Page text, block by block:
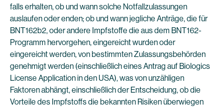
falls erhalten, ob und wann solche Notfallzulassungen
auslaufen oder enden; ob und wann jegliche Anträge, die für
BNT162b2, oder andere Impfstoffe die aus dem BNT162-
Programm hervorgehen, eingereicht wurden oder
eingereicht werden, von bestimmten Zulassungsbehörden
genehmigt werden (einschließlich eines Antrag auf Biologics
License Application in den USA), was von unzähligen
Faktoren abhängt, einschließlich der Entscheidung, ob die
Vorteile des Impfstoffs die bekannten Risiken überwiegen